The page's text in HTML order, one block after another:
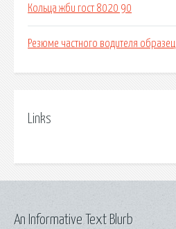
Кольца жби гост 8020 90
Резюме частного водителя образец
Links
An Informative Text Blurb